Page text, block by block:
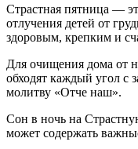
Страстная пятница —
отлучения детей от
здоровым, крепким и
Для очищения дома от
обходят каждый угол с
молитву «Отче наш».
Сон в ночь на
может содержать